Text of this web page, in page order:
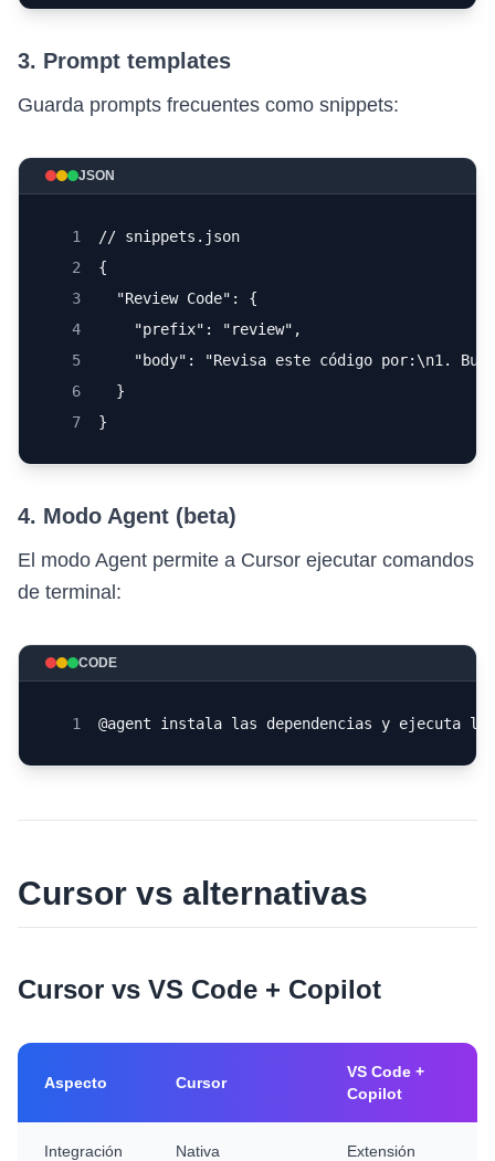
3. Prompt templates
Guarda prompts frecuentes como snippets:
JSON
1
// snippets.json
2
{
3
  "Review Code": {
4
    "prefix": "review",
5
"body": "Revisa este código por:\n1.
6
  }
7
}
4. Modo Agent (beta)
El modo Agent permite a Cursor ejecutar comandos
de terminal:
CODE
1 @agent instala las dependencias y ejecuta
Cursor vs alternativas
Cursor vs VS Code + Copilot
Aspecto Cursor
VS Code +
Copilot
Integración Nativa Extensión